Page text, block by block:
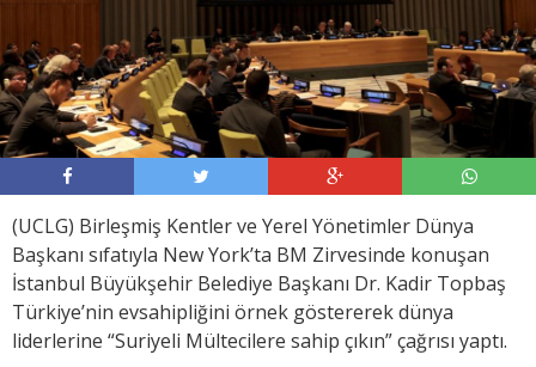
(UCLG) Birleşmiş Kentler ve Yerel Yönetimler Dünya
Başkanı sıfatıyla New York’ta BM Zirvesinde konuşan
İstanbul Büyükşehir Belediye Başkanı Dr. Kadir Topbaş
Türkiye’nin evsahipliğini örnek göstererek dünya
liderlerine “Suriyeli Mültecilere sahip çıkın” çağrısı yaptı.